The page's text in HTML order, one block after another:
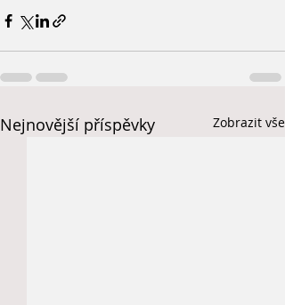
Nejnovější příspěvky Zobrazit vše